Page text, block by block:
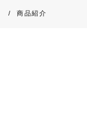
/ 商品紹介